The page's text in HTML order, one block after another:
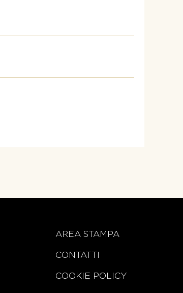
AREA STAMPA
CONTATTI
COOKIE POLICY